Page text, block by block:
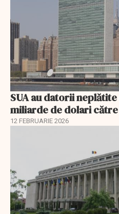
SUA au datorii
miliarde de dolari către
12 FEBRUARIE 2026